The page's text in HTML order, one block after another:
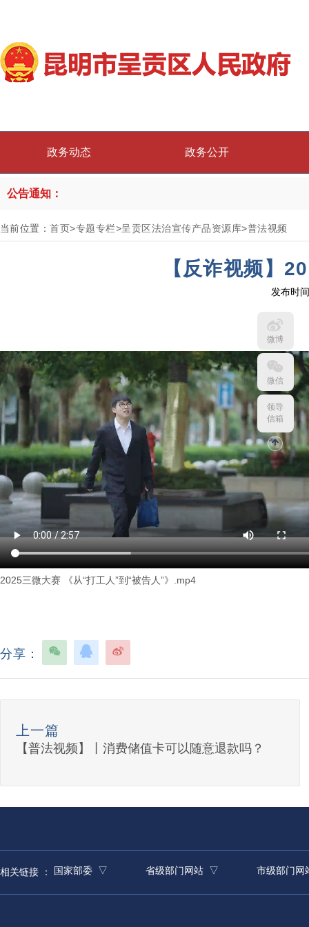
政务动态 政务公开
公告通知：
微博
微信
领导
信箱
当前位置：首页>专题专栏>呈贡区法治宣传产品资源库>普法视频
【反诈视频】
发布时
2025三微大赛 《从“打工人”到“被告人”》.mp4
分享：
上一篇
【普法视频】丨消费储值卡可以随意退款吗？
相关链接 ： 国家部委 ▽ 省级部门网站 ▽ 市级部门